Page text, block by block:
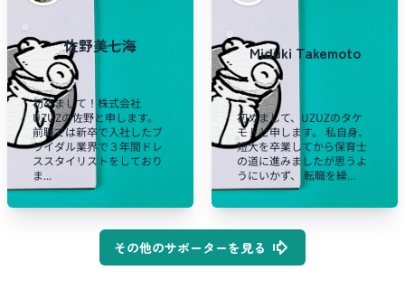
佐野美七海
初めまして！株式会社
UZUZの佐野と申します。
前職では新卒で入社したブ
ライダル業界で３年間ドレ
ススタイリストをしており
ま...
Miduki Takemoto
初めまして、UZUZのタケ
モトと申します。 私自身、
短大を卒業してから保育士
の道に進みましたが思うよ
うにいかず、 転職を繰...
その他のサポーターを見る